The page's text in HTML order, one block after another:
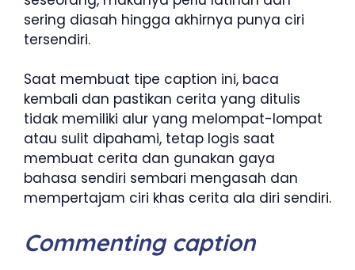
sering diasah hingga akhirnya punya ciri
tersendiri.
Saat membuat tipe caption ini, baca
kembali dan pastikan cerita yang ditulis
tidak memiliki alur yang melompat-lompat
atau sulit dipahami, tetap logis saat
membuat cerita dan gunakan gaya
bahasa sendiri sembari mengasah dan
mempertajam ciri khas cerita ala diri sendiri.
Commenting caption